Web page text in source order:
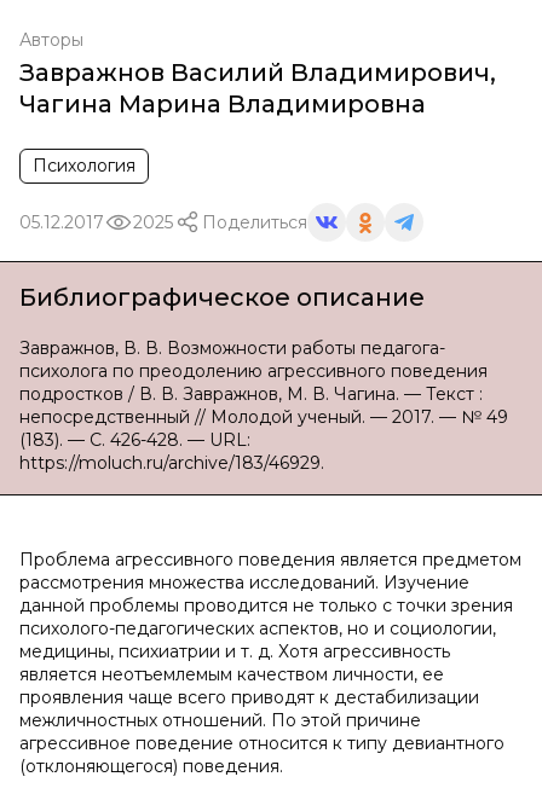
Авторы
Завражнов Василий Владимирович,
Чагина Марина Владимировна
Психология
05.12.2017 2025 Поделиться
Библиографическое описание
Завражнов, В. В. Возможности работы педагога-
психолога по преодолению агрессивного поведения
подростков / В. В. Завражнов, М. В. Чагина. — Текст :
непосредственный // Молодой ученый. — 2017. — № 49
(183). — С. 426-428. — URL:
https://moluch.ru/archive/183/46929.
Проблема агрессивного поведения является предметом
рассмотрения множества исследований. Изучение
данной проблемы проводится не только с точки зрения
психолого-педагогических аспектов, но и социологии,
медицины, психиатрии и т. д. Хотя агрессивность
является неотъемлемым качеством личности, ее
проявления чаще всего приводят к дестабилизации
межличностных отношений. По этой причине
агрессивное поведение относится к типу девиантного
(отклоняющегося) поведения.